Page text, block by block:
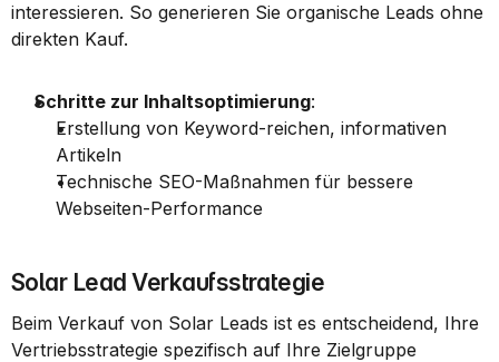
interessieren. So generieren Sie organische Leads ohne
direkten Kauf.
Schritte zur Inhaltsoptimierung:
Erstellung von Keyword-reichen, informativen
Artikeln
Technische SEO-Maßnahmen für bessere
Webseiten-Performance
Solar Lead Verkaufsstrategie
Beim Verkauf von Solar Leads ist es entscheidend, Ihre
Vertriebsstrategie spezifisch auf Ihre Zielgruppe